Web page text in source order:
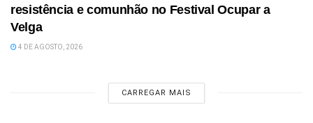
resistência e comunhão no Festival Ocupar a
Velga
4 DE AGOSTO, 2026
CARREGAR MAIS